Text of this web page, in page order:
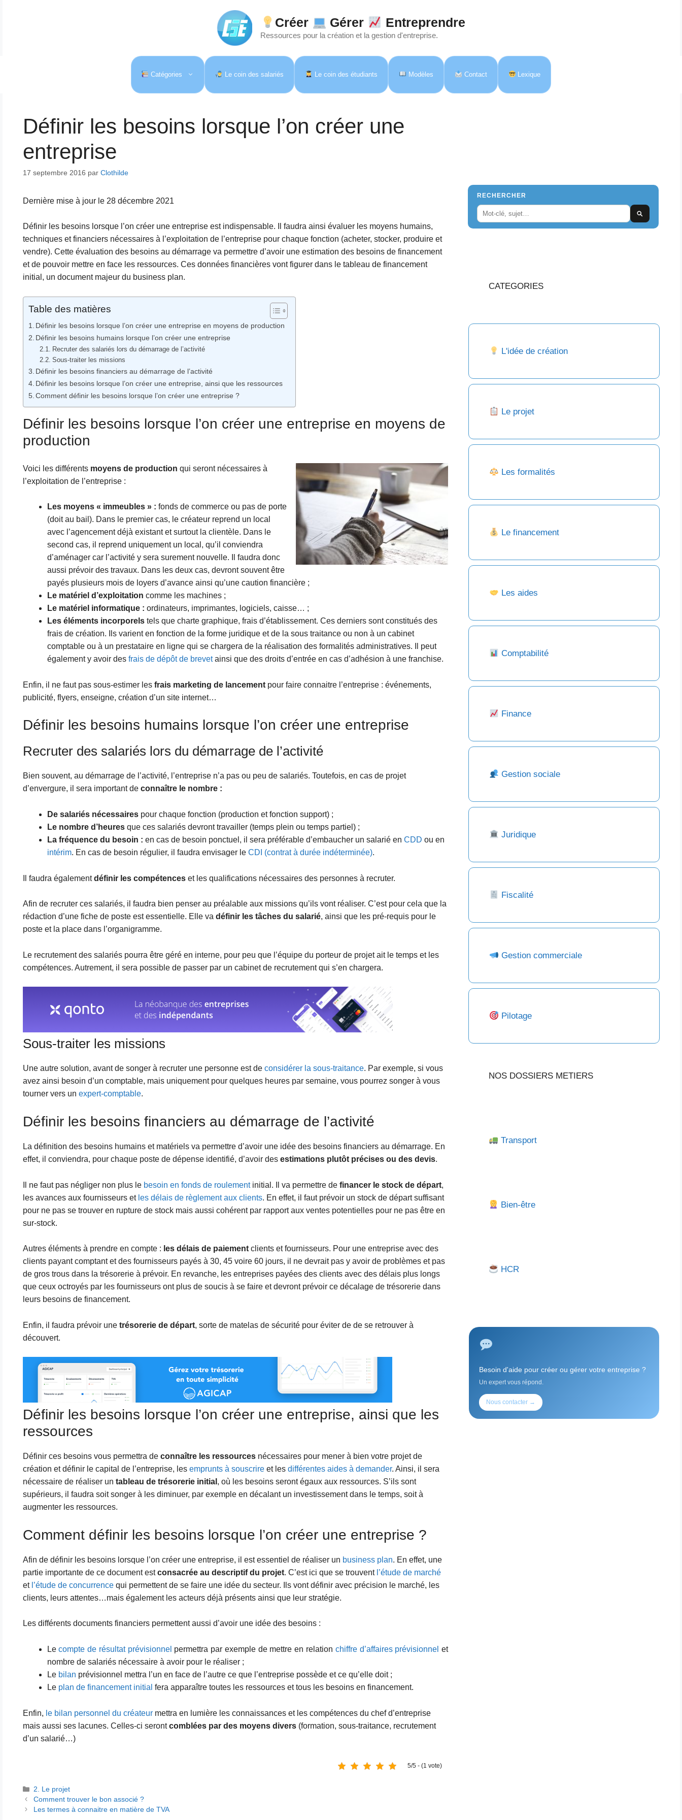
Créer Gérer Entreprendre
Ressources pour la création et la gestion d'entreprise.
Catégories Le coin des salariés Le coin des étudiants Modèles Contact Lexique
Définir les besoins lorsque l’on créer une
entreprise
17 septembre 2016 par Clothilde
Dernière mise à jour le 28 décembre 2021
Définir les besoins lorsque l’on créer une entreprise est indispensable. Il faudra ainsi évaluer les moyens humains,
techniques et financiers nécessaires à l’exploitation de l’entreprise pour chaque fonction (acheter, stocker, produire et
vendre). Cette évaluation des besoins au démarrage va permettre d’avoir une estimation des besoins de financement
et de pouvoir mettre en face les ressources. Ces données financières vont figurer dans le tableau de financement
initial, un document majeur du business plan.
Table des matières
Définir les besoins lorsque l’on créer une entreprise en moyens de production
Définir les besoins humains lorsque l’on créer une entreprise
Recruter des salariés lors du démarrage de l’activité
Sous-traiter les missions
Définir les besoins financiers au démarrage de l’activité
Définir les besoins lorsque l’on créer une entreprise, ainsi que les ressources
Comment définir les besoins lorsque l’on créer une entreprise ?
Définir les besoins lorsque l’on créer une entreprise en moyens de
production
Voici les différents moyens de production qui seront nécessaires à
l’exploitation de l’entreprise :
Les moyens « immeubles » : fonds de commerce ou pas de porte
(doit au bail). Dans le premier cas, le créateur reprend un local
avec l’agencement déjà existant et surtout la clientèle. Dans le
second cas, il reprend uniquement un local, qu’il conviendra
d’aménager car l’activité y sera surement nouvelle. Il faudra donc
aussi prévoir des travaux. Dans les deux cas, devront souvent être
payés plusieurs mois de loyers d’avance ainsi qu’une caution financière ;
Le matériel d’exploitation comme les machines ;
Le matériel informatique : ordinateurs, imprimantes, logiciels, caisse… ;
Les éléments incorporels tels que charte graphique, frais d’établissement. Ces derniers sont constitués des
frais de création. Ils varient en fonction de la forme juridique et de la sous traitance ou non à un cabinet
comptable ou à un prestataire en ligne qui se chargera de la réalisation des formalités administratives. Il peut
également y avoir des frais de dépôt de brevetainsi que des droits d’entrée en cas d’adhésion à une franchise.
Enfin, il ne faut pas sous-estimer les frais marketing de lancementpour faire connaitre l’entreprise : événements,
publicité, flyers, enseigne, création d’un site internet…
Définir les besoins humains lorsque l’on créer une entreprise
Recruter des salariés lors du démarrage de l’activité
Bien souvent, au démarrage de l’activité, l’entreprise n’a pas ou peu de salariés. Toutefois, en cas de projet
d’envergure, il sera important de connaître le nombre :
De salariés nécessairespour chaque fonction (production et fonction support) ;
Le nombre d’heuresque ces salariés devront travailler (temps plein ou temps partiel) ;
La fréquence du besoin : en cas de besoin ponctuel, il sera préférable d’embaucher un salarié en CDD ou en
intérim. En cas de besoin régulier, il faudra envisager le CDI (contrat à durée indéterminée).
Il faudra égalementdéfinir les compétenceset les qualifications nécessaires des personnes à recruter.
Afin de recruter ces salariés, il faudra bien penser au préalable aux missions qu’ils vont réaliser. C’est pour cela que la
rédaction d’une fiche de poste est essentielle. Elle va définir les tâches du salarié, ainsi que les pré-requis pour le
poste et la place dans l’organigramme.
Le recrutement des salariés pourra être géré en interne, pour peu que l’équipe du porteur de projet ait le temps et les
compétences. Autrement, il sera possible de passer par un cabinet de recrutement qui s’en chargera.
Sous-traiter les missions
Une autre solution, avant de songer à recruter une personne est de considérer la sous-traitance. Par exemple, si vous
avez ainsi besoin d’un comptable, mais uniquement pour quelques heures par semaine, vous pourrez songer à vous
tourner vers un expert-comptable.
Définir les besoins financiers au démarrage de l’activité
La définition des besoins humains et matériels va permettre d’avoir une idée des besoins financiers au démarrage. En
effet, il conviendra, pour chaque poste de dépense identifié, d’avoir des estimations plutôt précises ou des devis.
Il ne faut pas négliger non plus le besoin en fonds de roulementinitial. Il va permettre de financer le stock de départ,
les avances aux fournisseurs et les délais de règlement aux clients. En effet, il faut prévoir un stock de départ suffisant
pour ne pas se trouver en rupture de stock mais aussi cohérent par rapport aux ventes potentielles pour ne pas être en
sur-stock.
Autres éléments à prendre en compte : les délais de paiementclients et fournisseurs. Pour une entreprise avec des
clients payant comptant et des fournisseurs payés à 30, 45 voire 60 jours, il ne devrait pas y avoir de problèmes et pas
de gros trous dans la trésorerie à prévoir. En revanche, les entreprises payées des clients avec des délais plus longs
que ceux octroyés par les fournisseurs ont plus de soucis à se faire et devront prévoir ce décalage de trésorerie dans
leurs besoins de financement.
Enfin, il faudra prévoir une trésorerie de départ, sorte de matelas de sécurité pour éviter de de se retrouver à
découvert.
Définir les besoins lorsque l’on créer une entreprise, ainsi que les
ressources
Définir ces besoins vous permettra de connaître les ressourcesnécessaires pour mener à bien votre projet de
création et définir le capital de l’entreprise, les emprunts à souscrireet les différentes aides à demander. Ainsi, il sera
nécessaire de réaliser un tableau de trésorerie initial , où les besoins seront égaux aux ressources. S’ils sont
supérieurs, il faudra soit songer à les diminuer, par exemple en décalant un investissement dans le temps, soit à
augmenter les ressources.
Comment définir les besoins lorsque l’on créer une entreprise ?
Afin de définir les besoins lorsque l’on créer une entreprise, il est essentiel de réaliser un business plan. En effet, une
partie importante de ce document estconsacrée au descriptif du projet. C’est ici que se trouvent l’étude de marché
et l’étude de concurrencequi permettent de se faire une idée du secteur. Ils vont définir avec précision le marché, les
clients, leurs attentes…mais également les acteurs déjà présents ainsi que leur stratégie.
Les différents documents financiers permettent aussi d’avoir une idée des besoins :
Lecompte de résultat prévisionnel permettra par exemple de mettre en relation chiffre d’affaires prévisionnel et
nombre de salariés nécessaire à avoir pour le réaliser ;
Le bilan prévisionnel mettra l’un en face de l’autre ce que l’entreprise possède et ce qu’elle doit ;
Le plan de financement initial fera apparaître toutes les ressources et tous les besoins en financement.
Enfin, le bilan personnel du créateurmettra en lumière les connaissances et les compétences du chef d’entreprise
mais aussi ses lacunes. Celles-ci serontcomblées par des moyens divers(formation, sous-traitance, recrutement
d’un salarié…)
5/5 - (1 vote)
Catégories
2. Le projet
Comment trouver le bon associé ?
Les termes à connaitre en matière de TVA
RECHERCHER
CATEGORIES
L'idée de création
Le projet
Les formalités
Le financement
Les aides
Comptabilité
Finance
Gestion sociale
Juridique
Fiscalité
Gestion commerciale
Pilotage
NOS DOSSIERS METIERS
Transport
Bien-être
HCR
Besoin d'aide pour créer ou gérer votre entreprise ?
Un expert vous répond.
Nous contacter →